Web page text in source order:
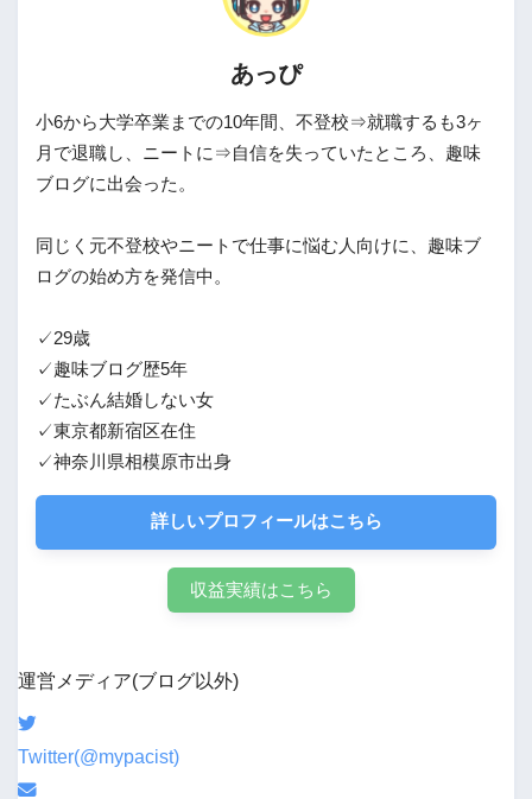
あっぴ
小6から大学卒業までの10年間、不登校⇒就職するも3ヶ
月で退職し、ニートに⇒自信を失っていたところ、趣味
ブログに出会った。
同じく元不登校やニートで仕事に悩む人向けに、趣味ブ
ログの始め方を発信中。
✓29歳
✓趣味ブログ歴5年
✓たぶん結婚しない女
✓東京都新宿区在住
✓神奈川県相模原市出身
詳しいプロフィールはこちら
収益実績はこちら
運営メディア(ブログ以外)
Twitter(@mypacist)